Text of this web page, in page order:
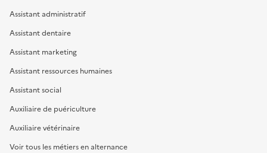
Assistant administratif
Assistant dentaire
Assistant marketing
Assistant ressources humaines
Assistant social
Auxiliaire de puériculture
Auxiliaire vétérinaire
Voir tous les métiers en alternance